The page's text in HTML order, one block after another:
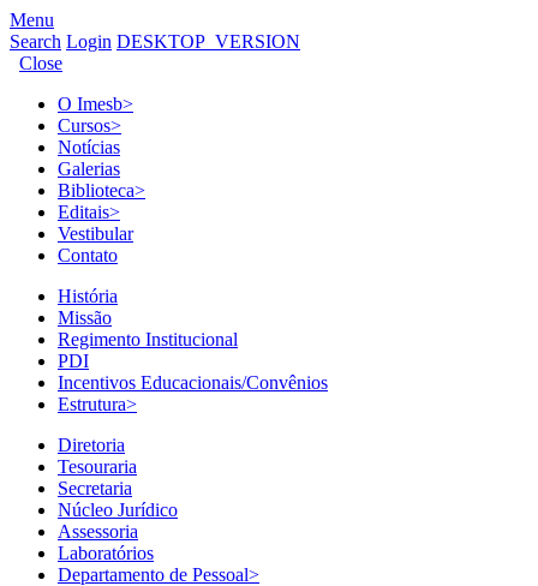
Menu
Search Login DESKTOP_VERSION
Close
O Imesb>
Cursos>
Notícias
Galerias
Biblioteca>
Editais>
Vestibular
Contato
História
Missão
Regimento Institucional
PDI
Incentivos Educacionais/Convênios
Estrutura>
Diretoria
Tesouraria
Secretaria
Núcleo Jurídico
Assessoria
Laboratórios
Departamento de Pessoal>